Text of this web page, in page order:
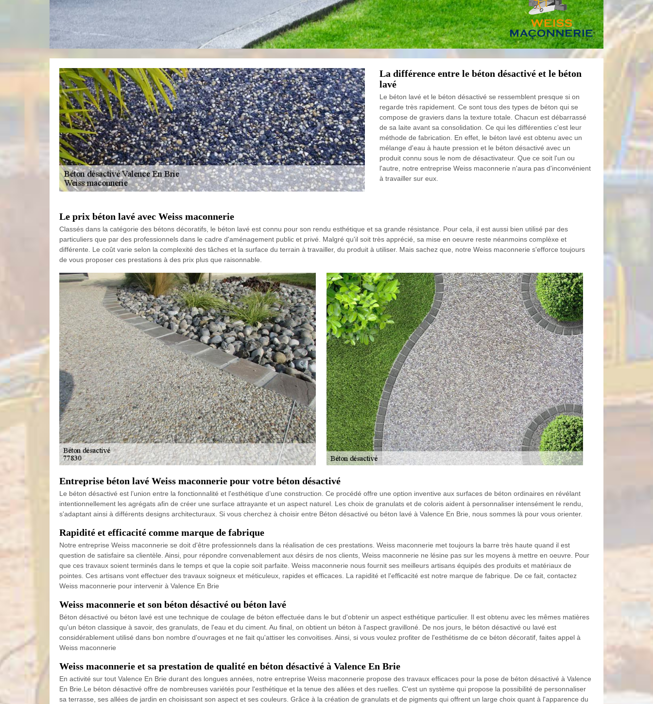
La différence entre le béton désactivé et le béton
lavé
Le béton lavé et le béton désactivé se ressemblent presque si on
regarde très rapidement. Ce sont tous des types de béton qui se
compose de graviers dans la texture totale. Chacun est débarrassé
de sa laite avant sa consolidation. Ce qui les différenties c'est leur
méthode de fabrication. En effet, le béton lavé est obtenu avec un
mélange d'eau à haute pression et le béton désactivé avec un
produit connu sous le nom de désactivateur. Que ce soit l'un ou
l'autre, notre entreprise Weiss maconnerie n'aura pas d'inconvénient
à travailler sur eux.
Le prix béton lavé avec Weiss maconnerie
Classés dans la catégorie des bétons décoratifs, le béton lavé est connu pour son rendu esthétique et sa grande résistance. Pour cela, il est aussi bien utilisé par des
particuliers que par des professionnels dans le cadre d'aménagement public et privé. Malgré qu'il soit très apprécié, sa mise en oeuvre reste néanmoins complèxe et
différente. Le coût varie selon la complexité des tâches et la surface du terrain à travailler, du produit à utiliser. Mais sachez que, notre Weiss maconnerie s'efforce toujours
de vous proposer ces prestations à des prix plus que raisonnable.
Entreprise béton lavé Weiss maconnerie pour votre béton désactivé
Le béton désactivé est l’union entre la fonctionnalité et l'esthétique d’une construction. Ce procédé offre une option inventive aux surfaces de béton ordinaires en révélant
intentionnellement les agrégats afin de créer une surface attrayante et un aspect naturel. Les choix de granulats et de coloris aident à personnaliser intensément le rendu,
s'adaptant ainsi à différents designs architecturaux. Si vous cherchez à choisir entre Béton désactivé ou béton lavé à Valence En Brie, nous sommes là pour vous orienter.
Rapidité et efficacité comme marque de fabrique
Notre entreprise Weiss maconnerie se doit d'être professionnels dans la réalisation de ces prestations. Weiss maconnerie met toujours la barre très haute quand il est
question de satisfaire sa clientèle. Ainsi, pour répondre convenablement aux désirs de nos clients, Weiss maconnerie ne lésine pas sur les moyens à mettre en oeuvre. Pour
que ces travaux soient terminés dans le temps et que la copie soit parfaite. Weiss maconnerie nous fournit ses meilleurs artisans équipés des produits et matériaux de
pointes. Ces artisans vont effectuer des travaux soigneux et méticuleux, rapides et efficaces. La rapidité et l'efficacité est notre marque de fabrique. De ce fait, contactez
Weiss maconnerie pour intervenir à Valence En Brie
Weiss maconnerie et son béton désactivé ou béton lavé
Béton désactivé ou béton lavé est une technique de coulage de béton effectuée dans le but d'obtenir un aspect esthétique particulier. Il est obtenu avec les mêmes matières
qu'un béton classique à savoir, des granulats, de l'eau et du ciment. Au final, on obtient un béton à l'aspect gravilloné. De nos jours, le béton désactivé ou lavé est
considérablement utilisé dans bon nombre d'ouvrages et ne fait qu'attiser les convoitises. Ainsi, si vous voulez profiter de l'esthétisme de ce béton décoratif, faites appel à
Weiss maconnerie
Weiss maconnerie et sa prestation de qualité en béton désactivé à Valence En Brie
En activité sur tout Valence En Brie durant des longues années, notre entreprise Weiss maconnerie propose des travaux efficaces pour la pose de béton désactivé à Valence
En Brie.Le béton désactivé offre de nombreuses variétés pour l'esthétique et la tenue des allées et des ruelles. C'est un système qui propose la possibilité de personnaliser
sa terrasse, ses allées de jardin en choisissant son aspect et ses couleurs. Grâce à la création de granulats et de pigments qui offrent un large choix quant à l'apparence du